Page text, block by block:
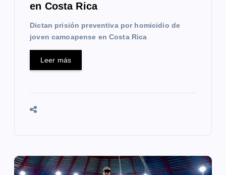
en Costa Rica
Dictan prisión preventiva por homicidio de
joven camoapense en Costa Rica
Leer más